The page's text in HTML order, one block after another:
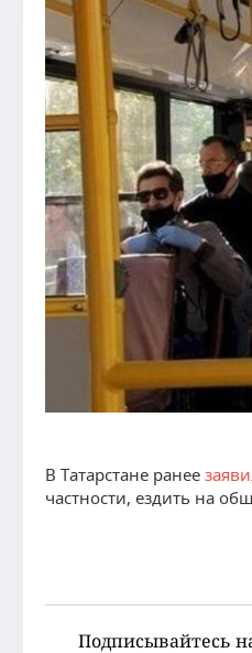
В Татарстане ранее
частности, ездить на
Подписывайтесь